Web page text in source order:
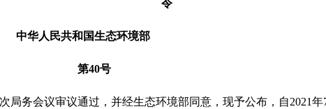
令
中华人民共和国生态环境部
第40号
局务会议审议通过，并经生态环境部同意，现予公布，自2021年